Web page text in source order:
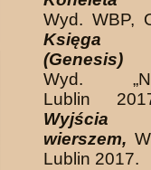
Wyd. WBP,
Księga
(Genesis)
Wyd.
Lublin
Wyjścia
wierszem,
Lublin 2017.